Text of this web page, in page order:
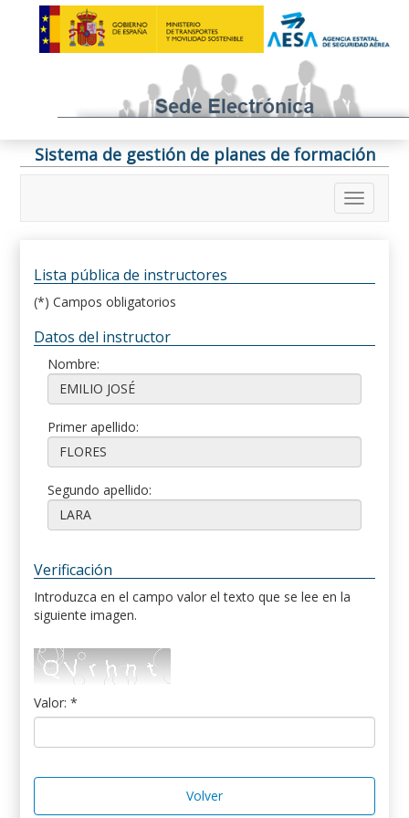
Sistema de gestión de planes de formación
Lista pública de instructores
(*) Campos obligatorios
Datos del instructor
Nombre:
Primer apellido:
Segundo apellido:
Verificación
Introduzca en el campo valor el texto que se lee en la
siguiente imagen.
Valor: *
Volver